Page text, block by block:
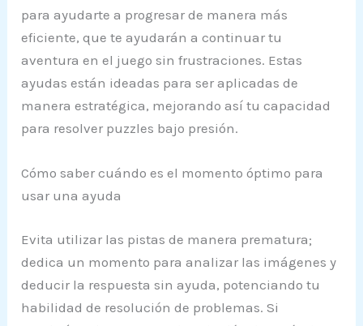
para ayudarte a progresar de manera más
eficiente, que te ayudarán a continuar tu
aventura en el juego sin frustraciones. Estas
ayudas están ideadas para ser aplicadas de
manera estratégica, mejorando así tu capacidad
para resolver puzzles bajo presión.
Cómo saber cuándo es el momento óptimo para
usar una ayuda
Evita utilizar las pistas de manera prematura;
dedica un momento para analizar las imágenes y
deducir la respuesta sin ayuda, potenciando tu
habilidad de resolución de problemas. Si